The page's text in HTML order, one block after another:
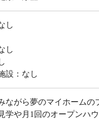
し
し
設：なし
ながら夢のマイホームの
学や月1回のオープンハ